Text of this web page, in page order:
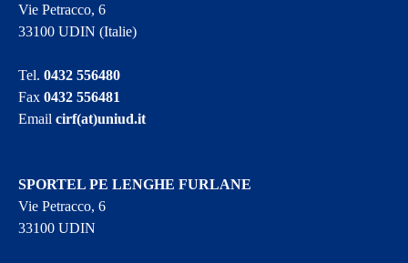
Vie Petracco, 6
33100 UDIN (Italie)
Tel.0432 556480
Fax0432 556481
Emailcirf(at)uniud.it
SPORTEL PE LENGHE FURLANE
Vie Petracco, 6
33100 UDIN